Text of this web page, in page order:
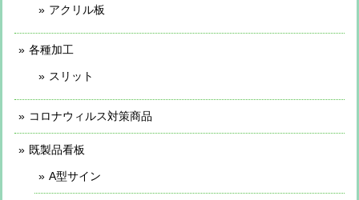
アクリル板
各種加工
スリット
コロナウィルス対策商品
既製品看板
A型サイン